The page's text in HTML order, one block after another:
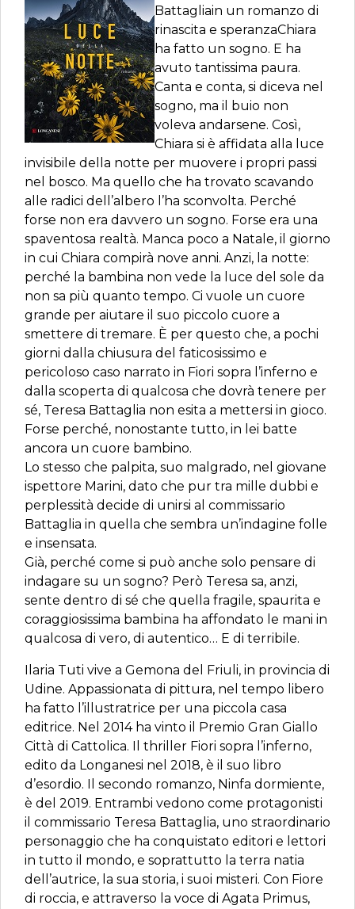
Battagliain un romanzo di
rinascita e speranzaChiara
ha fatto un sogno. E ha
avuto tantissima paura.
Canta e conta, si diceva nel
sogno, ma il buio non
voleva andarsene. Così,
Chiara si è affidata alla luce
invisibile della notte per muovere i propri passi
nel bosco. Ma quello che ha trovato scavando
alle radici dell’albero l’ha sconvolta. Perché
forse non era davvero un sogno. Forse era una
spaventosa realtà. Manca poco a Natale, il giorno
in cui Chiara compirà nove anni. Anzi, la notte:
perché la bambina non vede la luce del sole da
non sa più quanto tempo. Ci vuole un cuore
grande per aiutare il suo piccolo cuore a
smettere di tremare. È per questo che, a pochi
giorni dalla chiusura del faticosissimo e
pericoloso caso narrato in Fiori sopra l’inferno e
dalla scoperta di qualcosa che dovrà tenere per
sé, Teresa Battaglia non esita a mettersi in gioco.
Forse perché, no­nostante tutto, in lei batte
ancora un cuore bambino.
Lo stesso che palpita, suo malgrado, nel giovane
ispettore Marini, dato che pur tra mille dubbi e
perplessità decide di unirsi al commissario
Battaglia in quella che sembra un’indagine folle
e insensata.
Già, perché come si può anche solo pensare di
indagare su un sogno? Però Teresa sa, anzi,
sente dentro di sé che quella fragile, spaurita e
coraggiosissima bambina ha affondato le mani in
qualcosa di vero, di autentico… E di terribile.
Ilaria Tuti vive a Gemona del Friuli, in provincia di
Udine. Appassionata di pittura, nel tempo libero
ha fatto l’illustratrice per una piccola casa
editrice. Nel 2014 ha vinto il Premio Gran Giallo
Città di Cattolica. Il thriller Fiori sopra l’inferno,
edito da Longanesi nel 2018, è il suo libro
d’esordio. Il secondo romanzo, Ninfa dormiente,
è del 2019. Entrambi vedono come protagonisti
il commissario Teresa Battaglia, uno straordinario
personaggio che ha conquistato editori e lettori
in tutto il mondo, e soprattutto la terra natia
dell’autrice, la sua storia, i suoi misteri. Con Fiore
di roccia, e attraverso la voce di Agata Primus,